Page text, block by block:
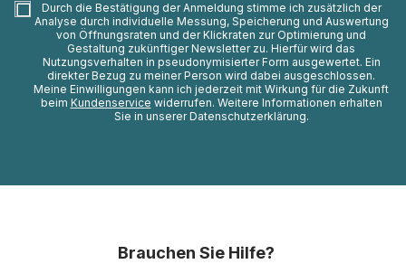
Durch die Bestätigung der Anmeldung stimme ich zusätzlich der
Analyse durch individuelle Messung, Speicherung und Auswertung
von Öffnungsraten und der Klickraten zur Optimierung und
Gestaltung zukünftiger Newsletter zu. Hierfür wird das
Nutzungsverhalten in pseudonymisierter Form ausgewertet. Ein
direkter Bezug zu meiner Person wird dabei ausgeschlossen.
Meine Einwilligungen kann ich jederzeit mit Wirkung für die Zukunft
beim Kundenservice widerrufen. Weitere Informationen erhalten
Sie in unserer Datenschutzerklärung.
Brauchen Sie Hilfe?